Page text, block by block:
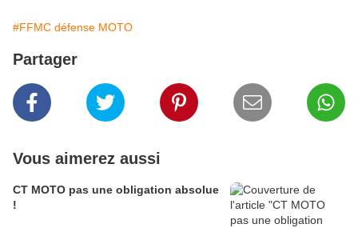
#FFMC défense MOTO
Partager
Vous aimerez aussi
CT MOTO pas une obligation absolue
!